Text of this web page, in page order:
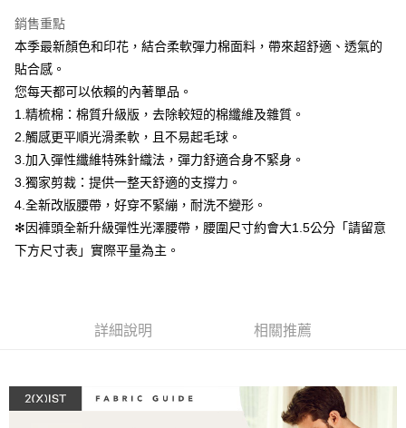
台新國際商業銀行
台灣樂天信用卡公司
全盈+PAY
AFTEE先享後付
相關說明
【關於「AFTEE先享後付」】
便利好安心！
１．簡單：不需註冊會員、不需綁卡、不需儲值。
２．便利：只要手機號碼，簡訊認證，即可結帳。
３．安心：先確認商品／服務後，再付款。
【「AFTEE先享後付」結帳流程】
結帳頁面，進行簡訊認證並確認金額後，即可完成結帳。
※ 請注意：結帳手續完成當下不需立刻繳費，但若您需要取消訂單，請聯絡
購買商品的店家。未經商家同意取消之訂單仍視為有效，需透過AFTEE先享
是否繳費成功／繳費後需取消欲退款等相關疑問，請聯繫「AFTEE先享後付
客戶支援中心」https://netprotections.freshdesk.com/support/home
ATM付款
運送方式
全家取貨付款
每筆NT$80，滿NT$1,200(含以上)免運費
付款後全家取貨
每筆NT$80，滿NT$1,200(含以上)免運費
每筆NT$80，滿NT$1,200(含以上)免運費
銷售重點
本季最新顏色和印花，結合柔軟彈力棉面料，帶來超舒適、透氣的
貼合感。
您每天都可以依賴的內著單品。
1.精梳棉：棉質升級版，去除較短的棉纖維及雜質。
2.觸感更平順光滑柔軟，且不易起毛球。
3.加入彈性纖維特殊針織法，彈力舒適合身不緊身。
3.獨家剪裁：提供一整天舒適的支撐力。
4.全新改版腰帶，好穿不緊繃，耐洗不變形。
✻因褲頭全新升級彈性光澤腰帶，腰圍尺寸約會大1.5公分「請留意
下方尺寸表」實際平量為主。
詳細說明 相關推薦